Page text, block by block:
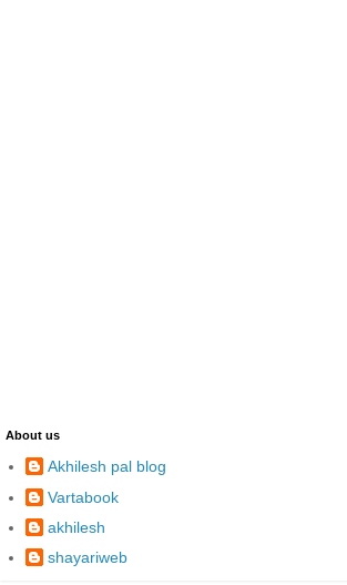
About us
Akhilesh pal blog
Vartabook
akhilesh
shayariweb